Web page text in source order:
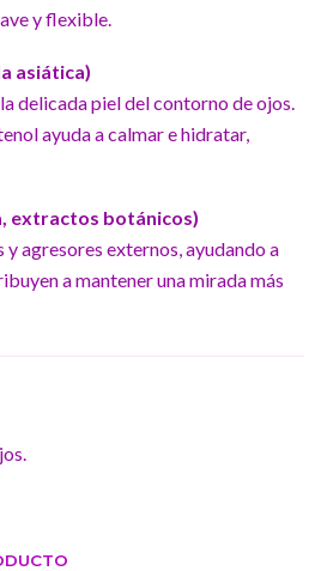
y flexible.
asiática)
delicada piel del contorno de ojos.
ayuda a calmar e hidratar,
extractos botánicos)
agresores externos, ayudando a
a mantener una mirada más